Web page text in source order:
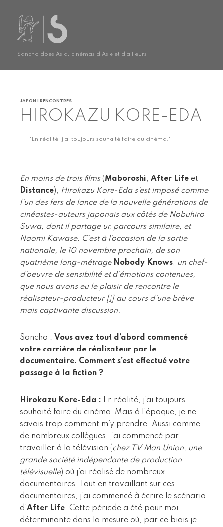
Sancho does Asia, cinémas d'Asie et d'ailleurs
JAPON | RENCONTRES
HIROKAZU KORE-EDA
"En réalité, j’ai toujours souhaité faire du cinéma."
En moins de trois films (Maboroshi, After Life et
Distance), Hirokazu Kore-Eda s’est imposé comme
l’un des fers de lance de la nouvelle générations de
cinéastes-auteurs japonais aux côtés de Nobuhiro
Suwa, dont il partage un parcours similaire, et
Naomi Kawase. C’est à l’occasion de la sortie
nationale, le 10 novembre prochain, de son
quatrième long-métrage Nobody Knows, un chef-
d’oeuvre de sensibilité et d’émotions contenues,
que nous avons eu le plaisir de rencontre le
réalisateur-producteur[1] au cours d’une brève
mais captivante discussion.
Sancho : Vous avez tout d’abord commencé
votre carrière de réalisateur par le
documentaire. Comment s’est effectué votre
passage à la fiction ?
Hirokazu Kore-Eda : En réalité, j’ai toujours
souhaité faire du cinéma. Mais à l’époque, je ne
savais trop comment m’y prendre. Aussi comme
de nombreux collègues, j’ai commencé par
travailler à la télévision (chez TV Man Union, une
grande société indépendante de production
télévisuelle) où j’ai réalisé de nombreux
documentaires. Tout en travaillant sur ces
documentaires, j’ai commencé à écrire le scénario
d’ After Life. Cette période a été pour moi
déterminante dans la mesure où, par ce biais je